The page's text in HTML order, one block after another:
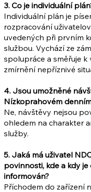
3. Co je individuální
Individuální plán je
rozpracování
uvedených při prvním
službou. Vychází ze
spolupráce a směřuje
zmírnění nepříznivé
4. Jsou umožněné
Nízkoprahovém
Ne, návštěvy nejsou
ohledem na charakter
služby.
5. Jaká má uživatel
povinnosti, kde a kdy je
informován?
Příchodem do zařízení